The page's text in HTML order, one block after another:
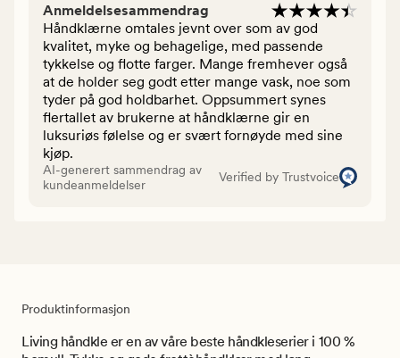
Anmeldelsesammendrag
Håndklærne omtales jevnt over som av god
kvalitet, myke og behagelige, med passende
tykkelse og flotte farger. Mange fremhever også
at de holder seg godt etter mange vask, noe som
tyder på god holdbarhet. Oppsummert synes
flertallet av brukerne at håndklærne gir en
luksuriøs følelse og er svært fornøyde med sine
kjøp.
AI-generert sammendrag av
kundeanmeldelser
Verified by Trustvoice
Produktinformasjon
Living håndkle er en av våre beste håndkleserier i 100 %